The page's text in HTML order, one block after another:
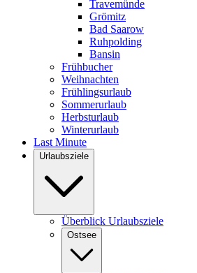
Travemünde
Grömitz
Bad Saarow
Ruhpolding
Bansin
Frühbucher
Weihnachten
Frühlingsurlaub
Sommerurlaub
Herbsturlaub
Winterurlaub
Last Minute
Urlaubsziele
Überblick Urlaubsziele
Ostsee